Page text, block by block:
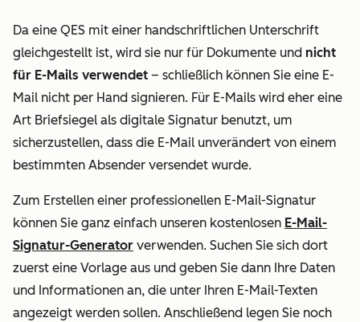
Da eine QES mit einer handschriftlichen Unterschrift
gleichgestellt ist, wird sie nur für Dokumente und nicht
für E-Mails verwendet – schließlich können Sie eine E-
Mail nicht per Hand signieren. Für E-Mails wird eher eine
Art Briefsiegel als digitale Signatur benutzt, um
sicherzustellen, dass die E-Mail unverändert von einem
bestimmten Absender versendet wurde.
Zum Erstellen einer professionellen E-Mail-Signatur
können Sie ganz einfach unseren kostenlosen E-Mail-
Signatur-Generator verwenden. Suchen Sie sich dort
zuerst eine Vorlage aus und geben Sie dann Ihre Daten
und Informationen an, die unter Ihren E-Mail-Texten
angezeigt werden sollen. Anschließend legen Sie noch